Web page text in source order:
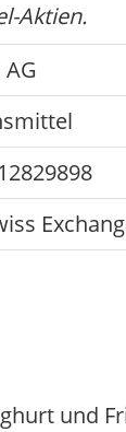
Aktien.
und